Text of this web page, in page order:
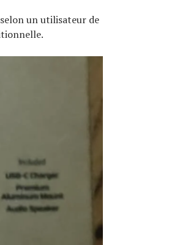
un utilisateur de